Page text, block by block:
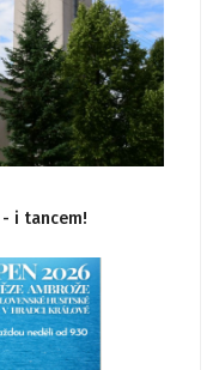
i tancem!